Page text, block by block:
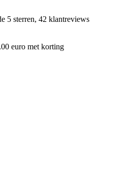
5 sterren, 42 klantreviews
euro met korting